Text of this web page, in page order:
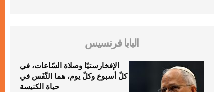
البابا فرنسيس
الإفخارستيّا وصلاة السّاعات، في
كلّ أسبوع وكلّ يوم، هما النَّفَس في
حياة الكنيسة